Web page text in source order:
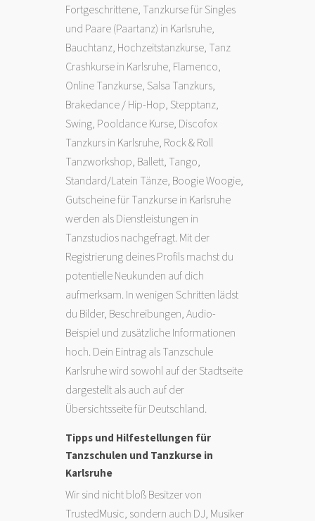
Fortgeschrittene, Tanzkurse für Singles
und Paare (Paartanz) in Karlsruhe,
Bauchtanz, Hochzeitstanzkurse, Tanz
Crashkurse in Karlsruhe, Flamenco
Online Tanzkurse, Salsa Tanzkurs,
Brakedance / Hip-Hop Stepptanz
Swing , Pooldance Kurse, Discofox
Tanzkurs in Karlsruhe, Rock & Roll
Tanzworkshop, Ballett Tango
Standard/Latein Tänze, Boogie Woogie
Gutscheine für Tanzkurse in Karlsruhe
werden als Dienstleistungen in
Tanzstudios nachgefragt. Mit der
Registrierung deines Profils machst du
potentielle Neukunden auf dich
aufmerksam. In wenigen Schritten lädst
du Bilder, Beschreibungen, Audio-
Beispiel und zusätzliche Informationen
hoch. Dein Eintrag als Tanzschule
Karlsruhe wird sowohl auf der Stadtseite
dargestellt als auch auf der
Übersichtsseite für Deutschland.
Tipps und Hilfestellungen für
Tanzschulen und Tanzkurse in
Karlsruhe
Wir sind nicht bloß Besitzer von
TrustedMusic, sondern auch DJ, Musiker